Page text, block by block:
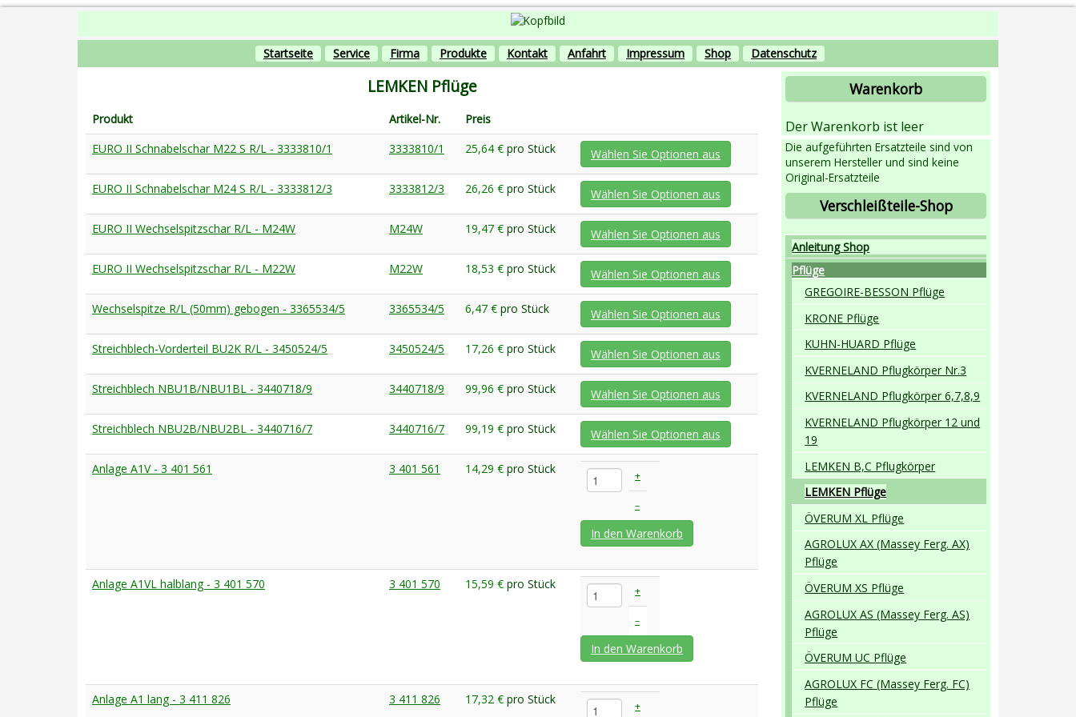
Startseite Service Firma Produkte Kontakt Anfahrt Impressum Shop Datenschutz
LEMKEN Pflüge
Produkt Artikel-Nr.
Preis
EURO II Schnabelschar M22 S R/L - 3333810/1
3333810/1 25,64 € pro Stück Wählen Sie Optionen aus
EURO II Schnabelschar M24 S R/L - 3333812/3 3333812/3 26,26 € pro Stück Wählen Sie Optionen aus
EURO II Wechselspitzschar R/L - M24W M24W 19,47 € pro Stück Wählen Sie Optionen aus
EURO II Wechselspitzschar R/L - M22W M22W 18,53 € pro Stück Wählen Sie Optionen aus
Wechselspitze R/L (50mm) gebogen - 3365534/5 3365534/5 6,47 € pro Stück Wählen Sie Optionen aus
Streichblech-Vorderteil BU2K R/L - 3450524/5 3450524/5 17,26 € pro Stück Wählen Sie Optionen aus
Streichblech NBU1B/NBU1BL - 3440718/9 3440718/9 99,96 € pro Stück Wählen Sie Optionen aus
Streichblech NBU2B/NBU2BL - 3440716/7 3440716/7 99,19 € pro Stück Wählen Sie Optionen aus
Anlage A1V - 3 401 561 3 401 561 14,29 € pro Stück +
–
In den Warenkorb
Anlage A1VL halblang - 3 401 570 3 401 570 15,59 € pro Stück +
–
In den Warenkorb
Anlage A1 lang - 3 411 826 3 411 826 17,32 € pro Stück +
Warenkorb
Der Warenkorb ist leer
Die aufgeführten Ersatzteile sind von
unserem Hersteller und sind keine
Original-Ersatzteile
Verschleißteile-Shop
Anleitung Shop
Pflüge
GREGOIRE-BESSON Pflüge
KRONE Pflüge
KUHN-HUARD Pflüge
KVERNELAND Pflugkörper Nr.3
KVERNELAND Pflugkörper 6,7,8,9
KVERNELAND Pflugkörper 12 und
19
LEMKEN B,C Pflugkörper
LEMKEN Pflüge
ÖVERUM XL Pflüge
AGROLUX AX (Massey Ferg. AX)
Pflüge
ÖVERUM XS Pflüge
AGROLUX AS (Massey Ferg. AS)
Pflüge
ÖVERUM UC Pflüge
AGROLUX FC (Massey Ferg. FC)
Pflüge